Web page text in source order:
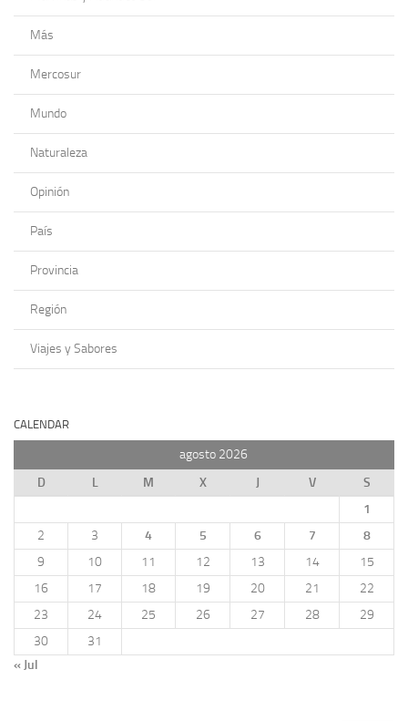
Más
Mercosur
Mundo
Naturaleza
Opinión
País
Provincia
Región
Viajes y Sabores
CALENDAR
agosto 2026
D
L M X J V
S
1
2
3 4 5 6 7
8
9
10 11 12 13 14
15
16
17 18 19 20 21
22
23
24 25 26 27 28
29
30
31
« Jul